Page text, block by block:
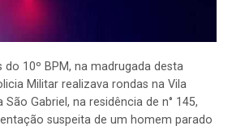
10º BPM, na madrugada desta
Militar realizava rondas na Vila
São Gabriel, na residência de n° 145,
suspeita de um homem parado